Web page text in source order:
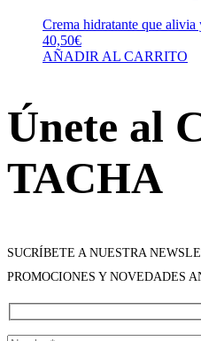
Crema hidratante que
40,50€
AÑADIR AL CARRITO
Únete al
TACHA
SUCRÍBETE A NUESTRA
PROMOCIONES Y NOVEDADES